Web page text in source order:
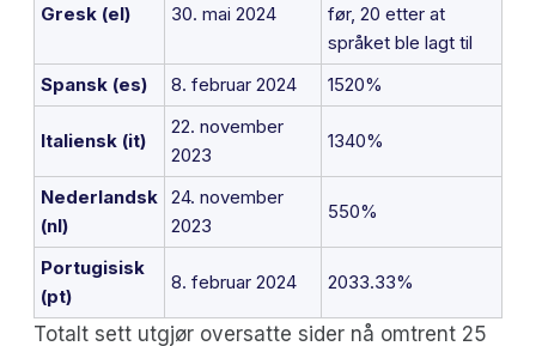
Gresk (el) 30. mai 2024
før, 20 etter at
språket ble lagt til
Spansk (es)
8. februar 2024 1520%
Italiensk (it)
22. november
2023
1340%
Nederlandsk
(nl)
24. november
2023
550%
Portugisisk
(pt)
8. februar 2024 2033.33%
Totalt sett utgjør oversatte sider nå omtrent 25